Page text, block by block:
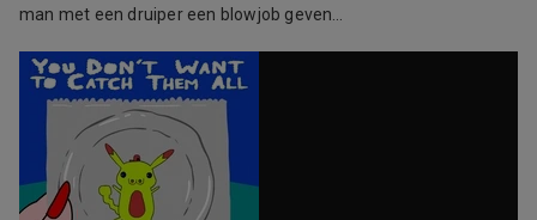
man met een druiper een blowjob geven…